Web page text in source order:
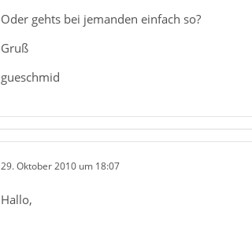
Oder gehts bei jemanden einfach so?
Gruß
gueschmid
29. Oktober 2010 um 18:07
Hallo,